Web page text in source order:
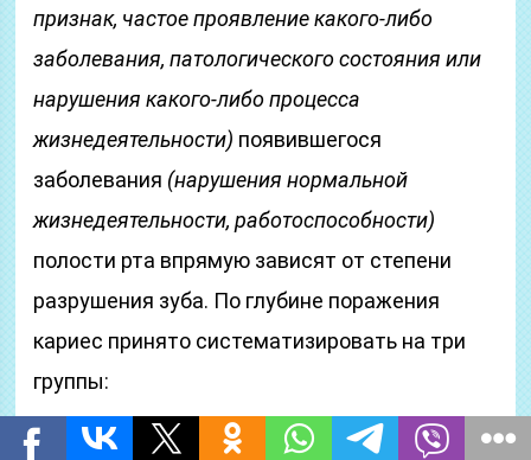
признак, частое проявление какого-либо
заболевания, патологического состояния или
нарушения какого-либо процесса
жизнедеятельности) появившегося
заболевания (нарушения нормальной
жизнедеятельности, работоспособности)
полости рта впрямую зависят от степени
разрушения зуба. По глубине поражения
кариес принято систематизировать на три
группы:
Поверхностный. Разрушительный